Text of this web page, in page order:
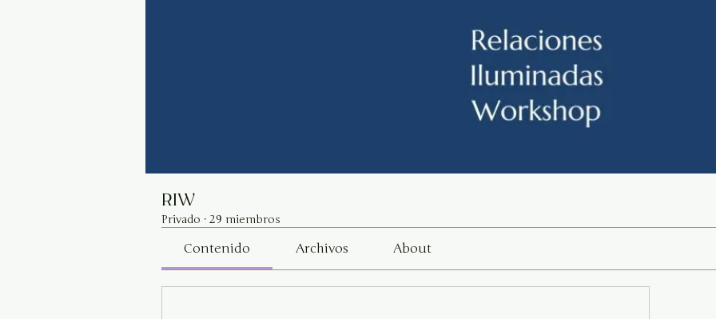
RIW
Privado · 29 miembros
Contenido Archivos About